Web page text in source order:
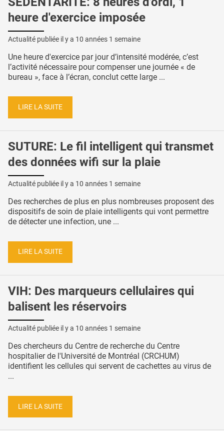
heure d'exercice imposée
Actualité publiée il y a 10 années 1 semaine
Une heure d'exercice par jour d’intensité modérée, c’est
l’activité nécessaire pour compenser une journée « de
bureau », face à l’écran, conclut cette large ...
LIRE LA SUITE
SUTURE: Le fil intelligent qui transmet
des données wifi sur la plaie
Actualité publiée il y a 10 années 1 semaine
Des recherches de plus en plus nombreuses proposent des
dispositifs de soin de plaie intelligents qui vont permettre
de détecter une infection, une ...
LIRE LA SUITE
VIH: Des marqueurs cellulaires qui
balisent les réservoirs
Actualité publiée il y a 10 années 1 semaine
Des chercheurs du Centre de recherche du Centre
hospitalier de l'Université de Montréal (CRCHUM)
identifient les cellules qui servent de cachettes au virus de
...
LIRE LA SUITE